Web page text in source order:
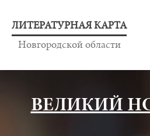
ЛИТЕРАТУРНАЯ КАРТА
Новгородской области
ВЕЛИКИЙ